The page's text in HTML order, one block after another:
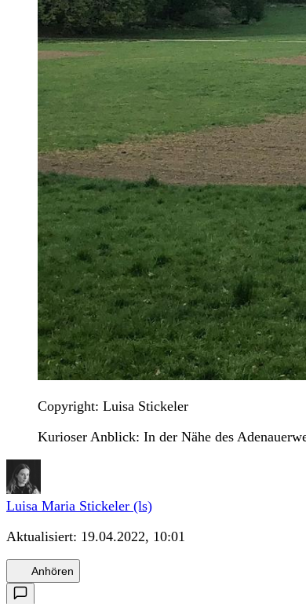
Copyright: Luisa Stickeler
Kurioser Anblick: In der Nähe des
Luisa Maria Stickeler (ls)
Aktualisiert: 19.04.2022, 10:01
Anhören